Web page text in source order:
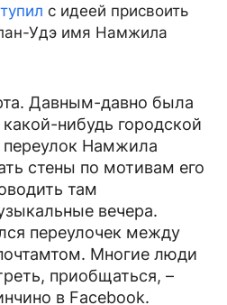
с идеей присвоить
Удэ имя Намжила
Давным-давно была
какой-нибудь городской
переулок Намжила
стены по мотивам его
там
вечера.
переулочек между
Многие люди
приобщаться, –
в Facebook.